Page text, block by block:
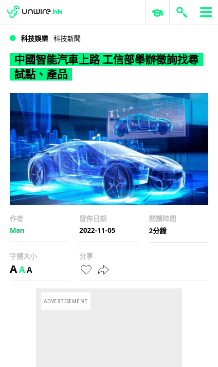
WWDC 2026 ERP 與商業 AI
科技娛樂 科技新聞
中國智能汽車上路 工信部舉辦徵詢找尋
試點、產品
作者
Man
發佈日期
2022-11-05
閱讀時間
2分鐘
字體大小
AAA
分享
ADVERTISEMENT